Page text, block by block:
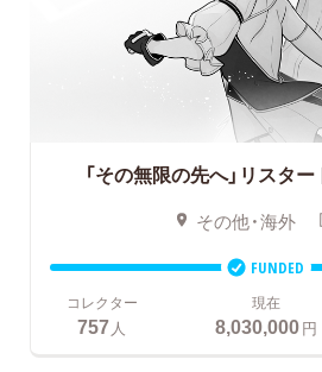
「その無限の先へ」リスタ
その他・海外
FUNDED
コレクター
757人
現在
8,030,000円